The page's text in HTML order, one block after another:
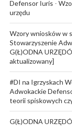
Defensor Iuris -
urzędu
Wzory wniosków w
Stowarzyszenie
G(Ł)ODNA
aktualizowany]
#DI na Igrzyskach
Adwokackie
teorii spiskowych czy
G(Ł)ODNA